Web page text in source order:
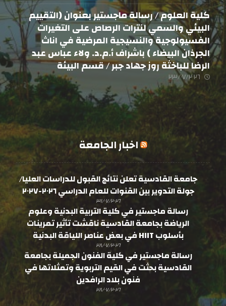
كلية العلوم / رسالة ماجستير بعنوان (التقييم
البيئي والسمي لنترات الرصاص على التغيرات
الفسيولوجية والنسيجية المرضية في اناث
الجرذان البيضاء ) باشراف أ.م.د. ولاء عباس عبد
الرضا للباخثة روز جهاد جبر / قسم البيئة
٢٣/٠٧/٢٠٢٦
اخبار الجامعة
جامعة القادسية تعلن نتائج القبول للدراسات العليا/
جولة التدوير بين القنوات للعام الدراسي ٢٠٢٦-٢٠٢٧
٣١/٠٧/٢٠٢٦
رسالة ماجستير في كلية التربية البدنية وعلوم
الرياضة بجامعة القادسية ناقشت تأثير تمرينات
بأسلوب HIIT في بعض عناصر اللياقة البدنية
٢٨/٠٧/٢٠٢٦
رسالة ماجستير في كلية الفنون الجميلة بجامعة
القادسية بحثت في القيم التربوية وتمثلاتها في
فنون بلاد الرافدين
٢٨/٠٧/٢٠٢٦